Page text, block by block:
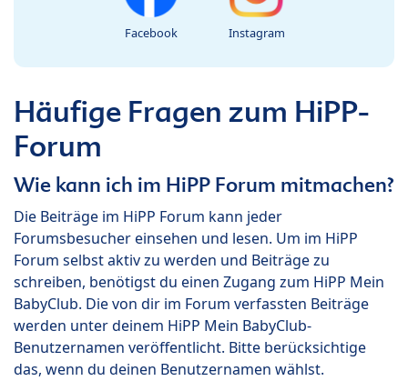
Facebook Instagram
Häufige Fragen zum HiPP-
Forum
Wie kann ich im HiPP Forum mitmachen?
Die Beiträge im HiPP Forum kann jeder
Forumsbesucher einsehen und lesen. Um im HiPP
Forum selbst aktiv zu werden und Beiträge zu
schreiben, benötigst du einen Zugang zum HiPP Mein
BabyClub. Die von dir im Forum verfassten Beiträge
werden unter deinem HiPP Mein BabyClub-
Benutzernamen veröffentlicht. Bitte berücksichtige
das, wenn du deinen Benutzernamen wählst.